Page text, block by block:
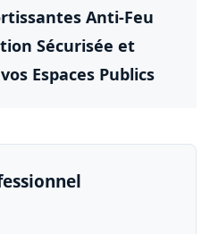
Anti-Feu
Sécurisée et
Espaces Publics